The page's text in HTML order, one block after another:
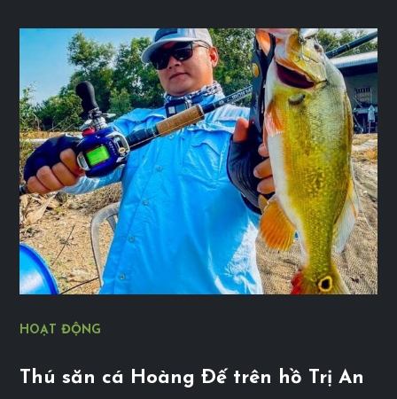
HOẠT ĐỘNG
Thú săn cá Hoàng Ðế trên hồ Trị An